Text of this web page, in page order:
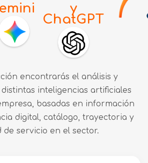
y
ChatGPT
encontrarás el análisis y
inteligencias artificiales
basadas en información
digital, catálogo, trayectoria y
de servicio en el sector.